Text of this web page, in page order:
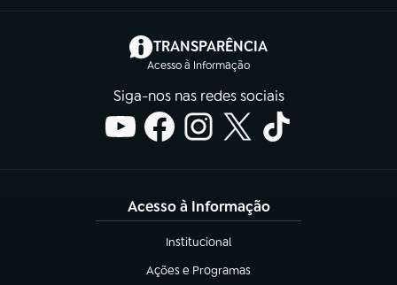
TRANSPARÊNCIA
Acesso à Informação
(abre em nova aba)
Siga-nos nas redes sociais
Acesso à Informação
Institucional
(abre em nova aba)
Ações e Programas
(abre em nova aba)